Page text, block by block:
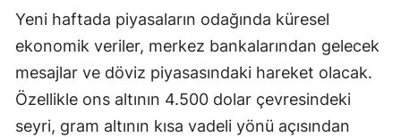
Yeni haftada piyasaların odağında küresel
ekonomik veriler, merkez bankalarından gelecek
mesajlar ve döviz piyasasındaki hareket olacak.
Özellikle ons altının 4.500 dolar çevresindeki
seyri, gram altının kısa vadeli yönü açısından